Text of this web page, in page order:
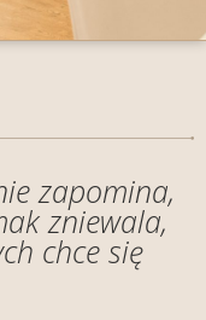
zapomina,
zniewala,
chce się